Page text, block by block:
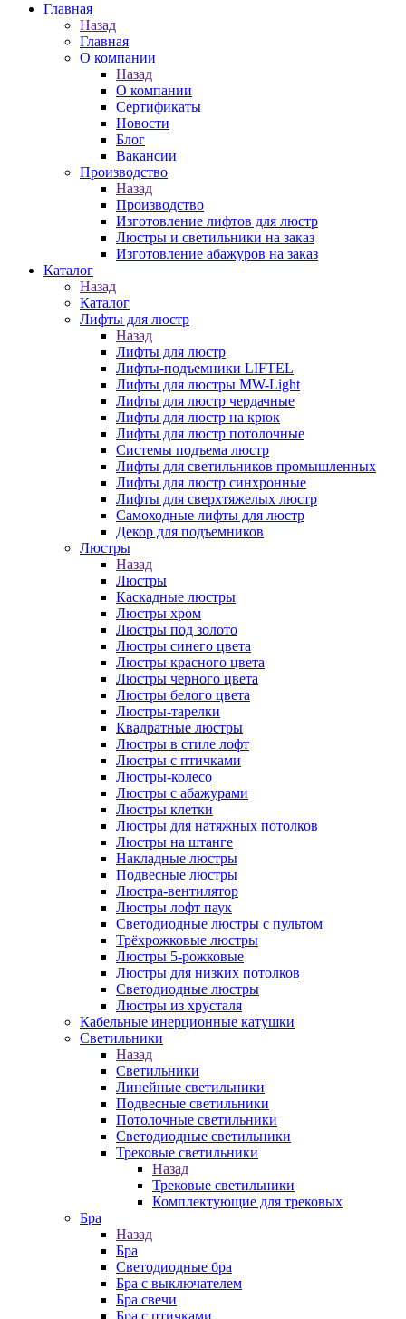
Главная
Назад
Главная
О компании
Назад
О компании
Сертификаты
Новости
Блог
Вакансии
Производство
Назад
Производство
Изготовление лифтов для люстр
Люстры и светильники на заказ
Изготовление абажуров на заказ
Каталог
Назад
Каталог
Лифты для люстр
Назад
Лифты для люстр
Лифты-подъемники LIFTEL
Лифты для люстры MW-Light
Лифты для люстр чердачные
Лифты для люстр на крюк
Лифты для люстр потолочные
Системы подъема люстр
Лифты для светильников промышленных
Лифты для люстр синхронные
Лифты для сверхтяжелых люстр
Самоходные лифты для люстр
Декор для подъемников
Люстры
Назад
Люстры
Каскадные люстры
Люстры хром
Люстры под золото
Люстры синего цвета
Люстры красного цвета
Люстры черного цвета
Люстры белого цвета
Люстры-тарелки
Квадратные люстры
Люстры в стиле лофт
Люстры с птичками
Люстры-колесо
Люстры с абажурами
Люстры клетки
Люстры для натяжных потолков
Люстры на штанге
Накладные люстры
Подвесные люстры
Люстра-вентилятор
Люстры лофт паук
Светодиодные люстры с пультом
Трёхрожковые люстры
Люстры 5-рожковые
Люстры для низких потолков
Cветодиодные люстры
Люстры из хрусталя
Кабельные инерционные катушки
Светильники
Назад
Светильники
Линейные светильники
Подвесные светильники
Потолочные светильники
Светодиодные светильники
Трековые светильники
Назад
Трековые светильники
Комплектующие для трековых
Бра
Назад
Бра
Светодиодные бра
Бра с выключателем
Бра свечи
Бра с птичками